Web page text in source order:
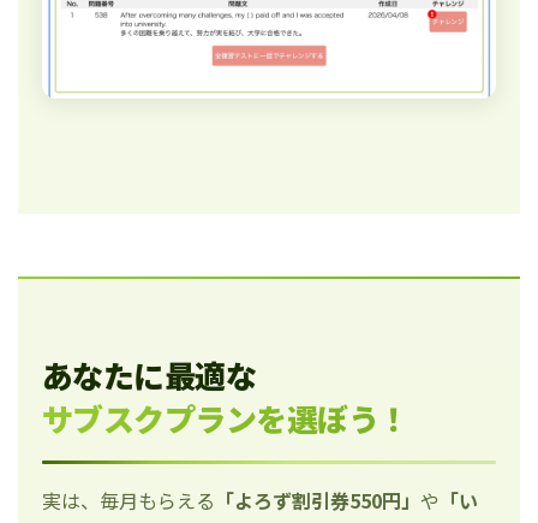
あなたに最適な
サブスクプランを選ぼう！
実は、毎月もらえる 「よろず割引券550円」 や 「い